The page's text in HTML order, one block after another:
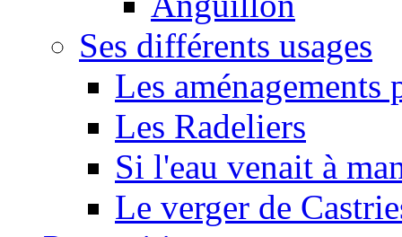
Ses différents usages
Les
Les Radeliers
Si l'eau venait à
Le verger de